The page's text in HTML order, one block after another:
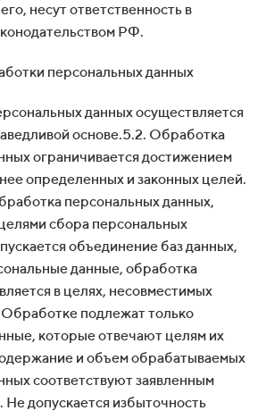
несут ответственность в
РФ.
персональных данных
данных осуществляется
основе.5.2. Обработка
ограничивается достижением
определенных и законных целей.
персональных данных,
сбора персональных
объединение баз данных,
данные, обработка
в целях, несовместимых
подлежат только
которые отвечают целям их
и объем обрабатываемых
соответствуют заявленным
допускается избыточность